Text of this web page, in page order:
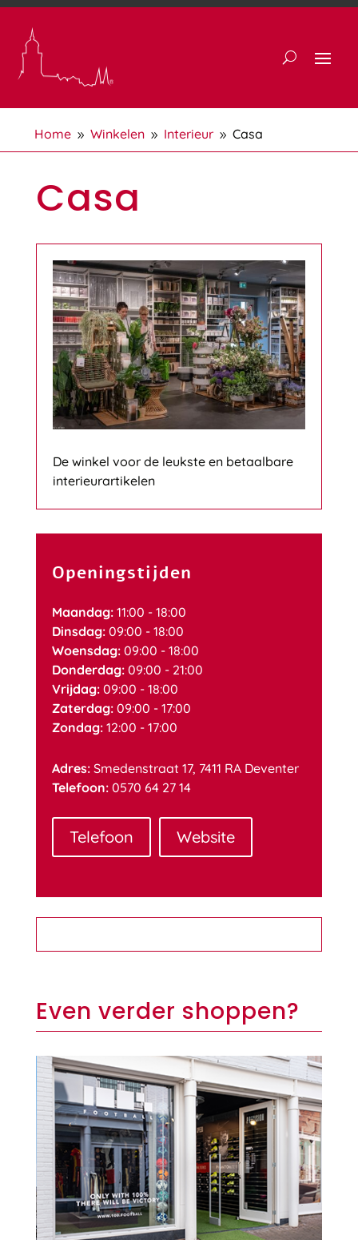
Home 9 Winkelen 9 Interieur 9 Casa
Casa
De winkel voor de leukste en betaalbare
interieurartikelen
Openingstijden
Maandag:11:00 - 18:00
Dinsdag:09:00 - 18:00
Woensdag:09:00 - 18:00
Donderdag:09:00 - 21:00
Vrijdag:09:00 - 18:00
Zaterdag:09:00 - 17:00
Zondag:12:00 - 17:00
Adres:Smedenstraat 17, 7411 RA Deventer
Telefoon:0570 64 27 14
Telefoon Website
Even verder shoppen?